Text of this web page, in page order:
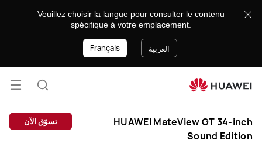
MateView
Edition
Veuillez choisir la langue pour consulter le contenu
spécifique à votre emplacement.
العربية Français
فتح
HUAWEI MateView GT 34-inch
Sound Edition
تسوّق الآن